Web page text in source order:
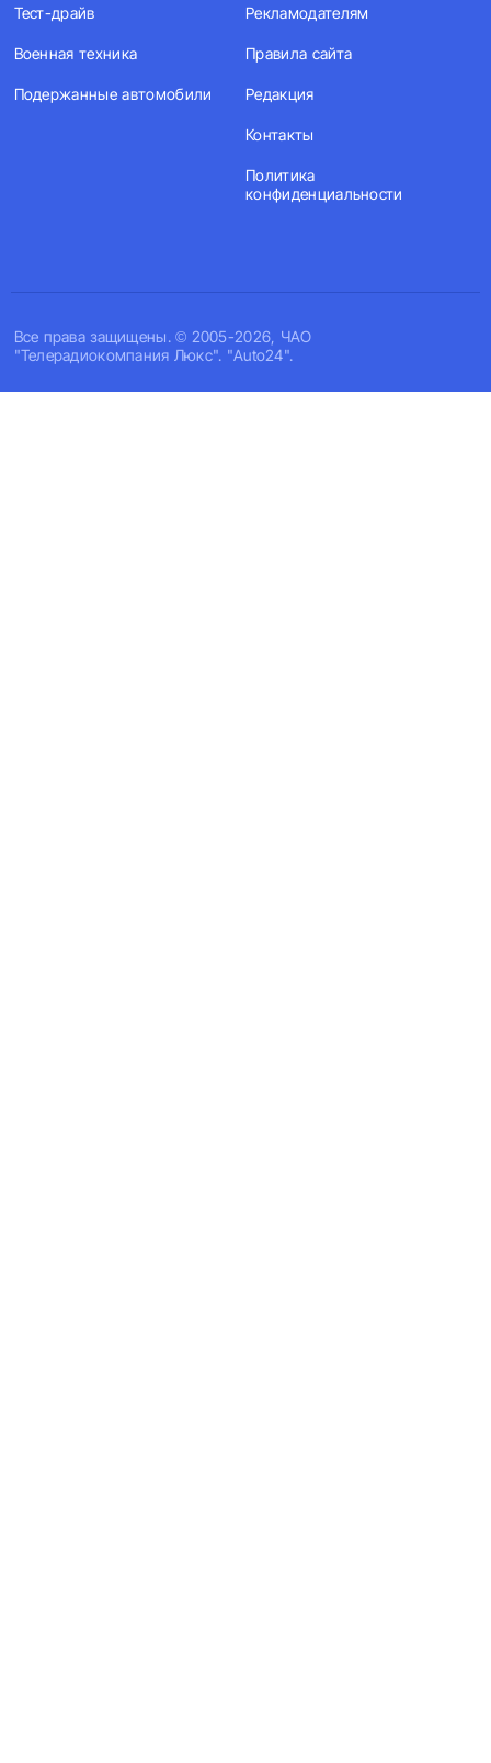
Все права защищены. © 2005-2026, ЧАО
"Телерадиокомпания Люкс". "Auto24".
Тест-драйв
Военная техника
Подержанные автомобили
Рекламодателям
Правила сайта
Редакция
Контакты
Политика
конфиденциальности